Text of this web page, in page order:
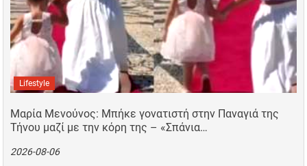
Lifestyle
Μαρία Μενούνος: Μπήκε γονατιστή στην Παναγιά της
Τήνου μαζί με την κόρη της – «Σπάνια…
2026-08-06